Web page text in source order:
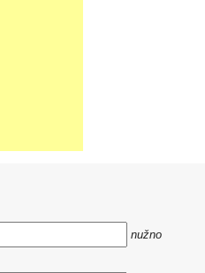
nužno